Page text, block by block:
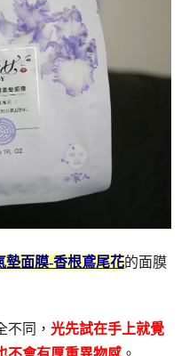
面膜-香根鳶尾花的面膜
不同， 光先試在手上就覺